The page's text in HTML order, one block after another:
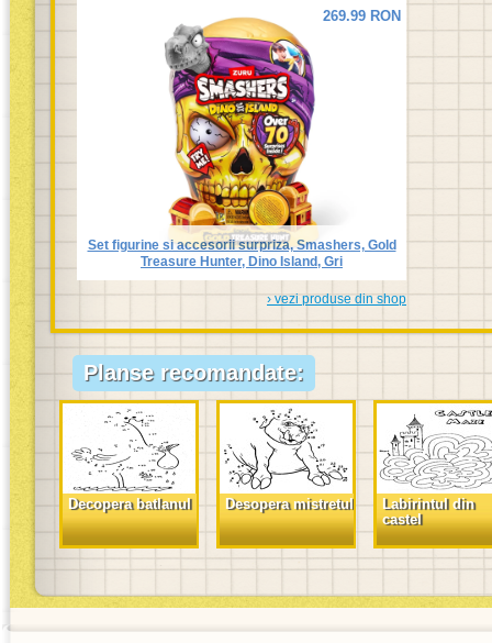
Set figurine si accesorii surpriza, Smashers, Gold
Treasure Hunter, Dino Island, Gri
269.99 RON
› vezi produse din shop
Planse recomandate:
Decopera batlanul Desopera mistretul
Labirintul din
castel